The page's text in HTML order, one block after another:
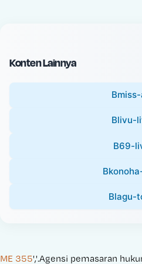
c
e
Konten Lainnya
Blivu-
B69-
Blagu-
ME 355','.Agensi pemasaran